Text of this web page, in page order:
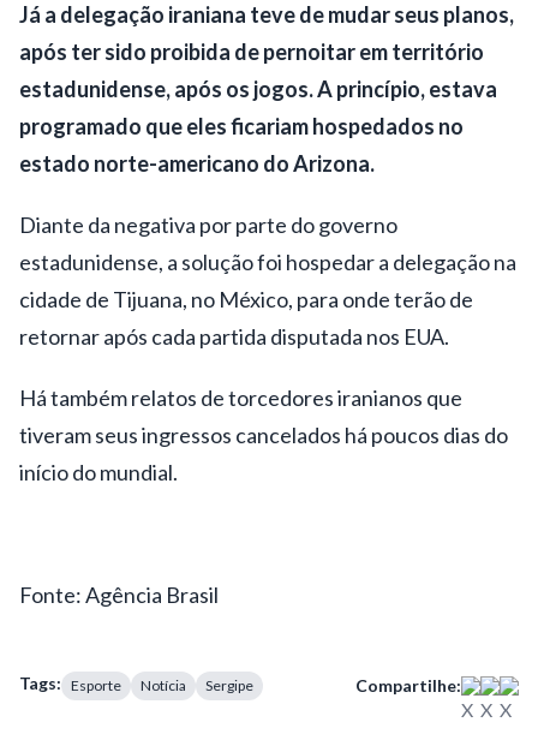
Já a delegação iraniana teve de mudar seus planos,
após ter sido proibida de pernoitar em território
estadunidense, após os jogos. A princípio, estava
programado que eles ficariam hospedados no
estado norte-americano do Arizona.
Diante da negativa por parte do governo
estadunidense, a solução foi hospedar a delegação na
cidade de Tijuana, no México, para onde terão de
retornar após cada partida disputada nos EUA.
Há também relatos de torcedores iranianos que
tiveram seus ingressos cancelados há poucos dias do
início do mundial.
Fonte: Agência Brasil
Tags: Esporte Notícia Sergipe Compartilhe: